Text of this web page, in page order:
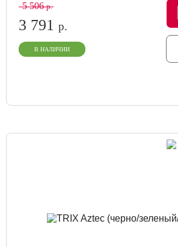
5 506р.
3 791 р.
В НАЛИЧИИ